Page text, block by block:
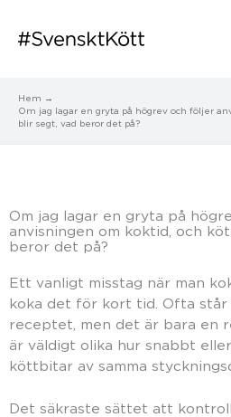
Hem
Om jag lagar en gryta på högrev och följer
blir segt, vad beror det på?
Om jag lagar en gryta på
anvisningen om koktid, och
beror det på?
Ett vanligt misstag när man
koka det för kort tid. Ofta står
receptet, men det är bara en
är väldigt olika hur snabbt
köttbitar av samma
Det säkraste sättet att